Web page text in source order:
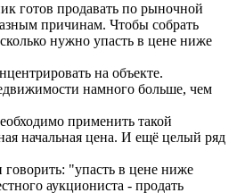
готов продавать по рыночной
причинам. Чтобы собрать
нужно упасть в цене ниже
на объекте.
намного больше, чем
применить такой
начальная цена. И ещё целый ряд
"упасть в цене ниже
аукциониста - продать